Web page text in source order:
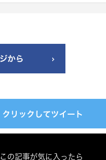
この記事が気に入ったら